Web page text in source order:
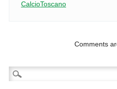
CalcioToscano
Comments
Ricerca
per: